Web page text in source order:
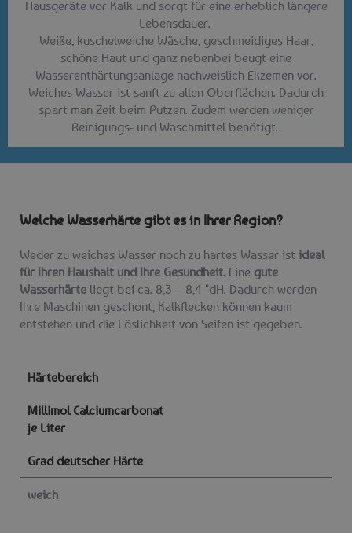
Hausgeräte vor Kalk und sorgt für eine erheblich längere
Lebensdauer.
Weiße, kuschelweiche Wäsche, geschmeidiges Haar,
schöne Haut und ganz nebenbei beugt eine
Wasserenthärtungsanlage nachweislich Ekzemen vor.
Weiches Wasser ist sanft zu allen Oberflächen. Dadurch
spart man Zeit beim Putzen. Zudem werden weniger
Reinigungs- und Waschmittel benötigt.
Welche Wasserhärte gibt es in Ihrer Region?
Weder zu weiches Wasser noch zu hartes Wasser ist ideal
für Ihren Haushalt und Ihre Gesundheit. Eine gute
Wasserhärte liegt bei ca. 8,3 – 8,4 °dH. Dadurch werden
Ihre Maschinen geschont, Kalkflecken können kaum
entstehen und die Löslichkeit von Seifen ist gegeben.
Härtebereich
Millimol Calciumcarbonat
je Liter
Grad deutscher Härte
weich